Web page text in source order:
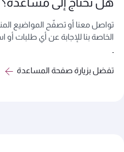
تواصل معنا أو تصفّح المواضيع
الخاصة بنا للإجابة عن أي طلبات
تفضل بزيارة صفحة المساعدة